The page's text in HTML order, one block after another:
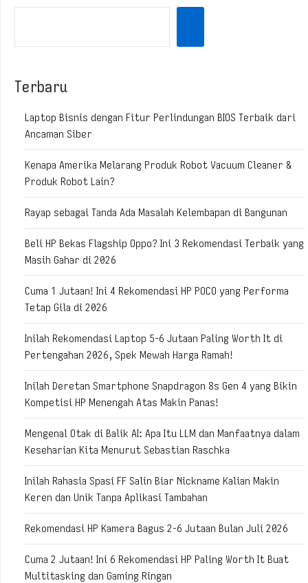
Terbaru
Laptop Bisnis dengan Fitur Perlindungan BIOS Terbaik dari
Ancaman Siber
Kenapa Amerika Melarang Produk Robot Vacuum Cleaner &
Produk Robot Lain?
Rayap sebagai Tanda Ada Masalah Kelembapan di Bangunan
Beli HP Bekas Flagship Oppo? Ini 3 Rekomendasi Terbaik yang
Masih Gahar di 2026
Cuma 1 Jutaan! Ini 4 Rekomendasi HP POCO yang Performa
Tetap Gila di 2026
Inilah Rekomendasi Laptop 5-6 Jutaan Paling Worth It di
Pertengahan 2026, Spek Mewah Harga Ramah!
Inilah Deretan Smartphone Snapdragon 8s Gen 4 yang Bikin
Kompetisi HP Menengah Atas Makin Panas!
Mengenal Otak di Balik AI: Apa Itu LLM dan Manfaatnya dalam
Keseharian Kita Menurut Sebastian Raschka
Inilah Rahasia Spasi FF Salin Biar Nickname Kalian Makin
Keren dan Unik Tanpa Aplikasi Tambahan
Rekomendasi HP Kamera Bagus 2-6 Jutaan Bulan Juli 2026
Cuma 2 Jutaan! Ini 6 Rekomendasi HP Paling Worth It Buat
Multitasking dan Gaming Ringan